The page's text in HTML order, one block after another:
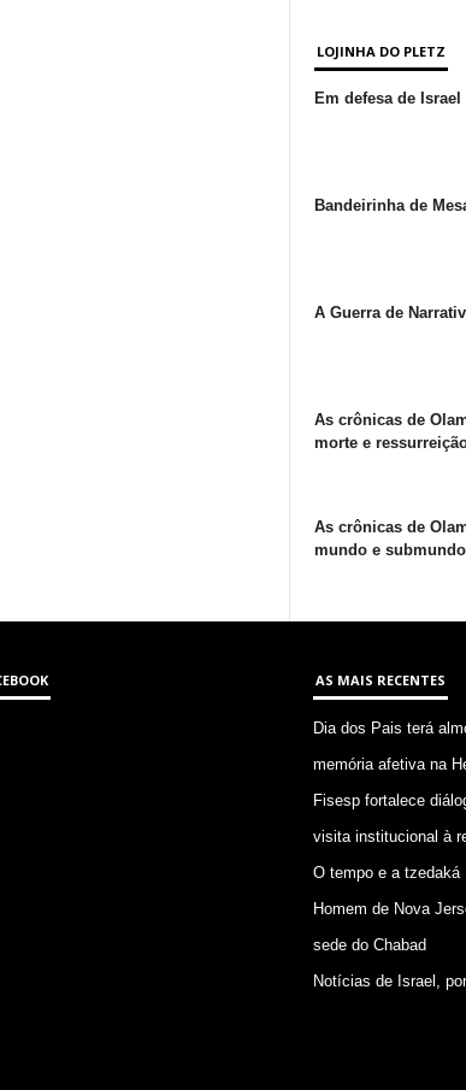
LOJINHA DO PLETZ
Em defesa de Israel
Bandeirinha de
A Guerra de
As crônicas de
morte e
As crônicas de
mundo e submundo
AS MAIS RECENTES
Dia dos Pais terá
memória afetiva na
Fisesp fortalece
visita institucional à
O tempo e a tzedaká
Homem de Nova
sede do Chabad
Notícias de Israel,